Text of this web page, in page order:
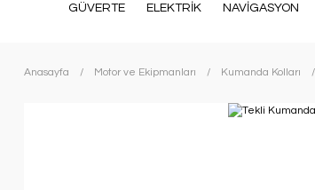
GÜVERTE ELEKTRİK NAVİGASYON
Anasayfa Motor ve Ekipmanları Kumanda Kolları